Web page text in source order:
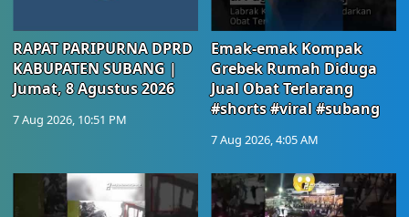
RAPAT PARIPURNA DPRD
KABUPATEN SUBANG |
Jumat, 8 Agustus 2026
7 Aug 2026, 10:51 PM
Emak-emak Kompak
Grebek Rumah Diduga
Jual Obat Terlarang
#shorts #viral #subang
7 Aug 2026, 4:05 AM